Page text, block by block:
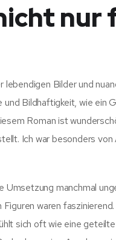
nur
Bilder und
Bildhaftigkeit, wie ein
Roman ist
Ich war besonders von
Umsetzung manchmal
waren
sich oft wie eine